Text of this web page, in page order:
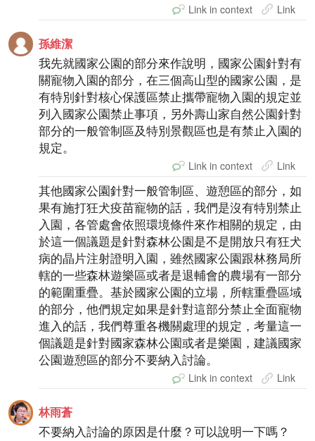
Link in context Link
孫維潔
我先就國家公園的部分來作說明，國家公園針對有
關寵物入園的部分，在三個高山型的國家公園，是
有特別針對核心保護區禁止攜帶寵物入園的規定並
列入國家公園禁止事項，另外壽山家自然公園針對
部分的一般管制區及特別景觀區也是有禁止入園的
規定。
Link in context Link
其他國家公園針對一般管制區、遊憩區的部分，如
果有施打狂犬疫苗寵物的話，我們是沒有特別禁止
入園，各管處會依照環境條件來作相關的規定，由
於這一個議題是針對森林公園是不是開放只有狂犬
病的晶片注射證明入園，雖然國家公園跟林務局所
轄的一些森林遊樂區或者是退輔會的農場有一部分
的範圍重疊。基於國家公園的立場，所轄重疊區域
的部分，他們規定如果是針對這部分禁止全面寵物
進入的話，我們尊重各機關處理的規定，考量這一
個議題是針對國家森林公園或者是樂園，建議國家
公園遊憩區的部分不要納入討論。
Link in context Link
林雨蒼
不要納入討論的原因是什麼？可以說明一下嗎？